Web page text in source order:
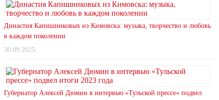
Династия Капишниковых из Кимовска: музыка, творчество и любовь
в каждом поколении
30.09.2025
Губернатор Алексей Дюмин в интервью «Тульской прессе» подвел